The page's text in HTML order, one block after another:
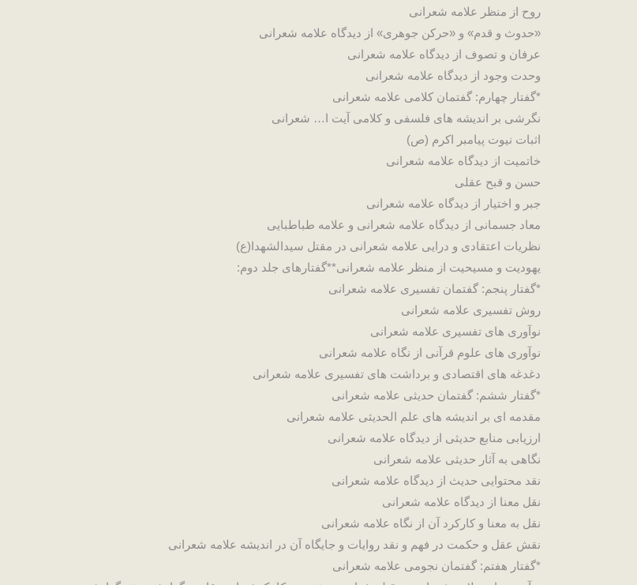
روح از منظر علامه شعرانی
«حدوث و قدم» و «حرکن جوهری» از دیدگاه علامه شعرانی
عرفان و تصوف از دیدگاه علامه شعرانی
وحدت وجود از دیدگاه علامه شعرانی
*گفتار چهارم: گفتمان کلامی علامه شعرانی
نگرشی بر اندیشه های فلسفی و کلامی آیت ا… شعرانی
اثبات نیوت پیامبر اکرم (ص)
خاتمیت از دیدگاه علامه شعرانی
حسن و قبح عقلی
جبر و اختیار از دیدگاه علامه شعرانی
معاد جسمانی از دیدگاه علامه شعرانی و علامه طباطبایی
نظریات اعتقادی و درایی علامه شعرانی در مقتل سیدالشهدا(ع)
یهودیت و مسیحیت از منظر علامه شعرانی**گفتارهای جلد دوم:
*گفتار پنجم: گفتمان تفسیری علامه شعرانی
روش تفسیری علامه شعرانی
نوآوری های تفسیری علامه شعرانی
نوآوری های علوم قرآنی از نگاه علامه شعرانی
دغدغه های اقتصادی و برداشت های تفسیری علامه شعرانی
*گفتار ششم: گفتمان حدیثی علامه شعرانی
مقدمه ای بر اندیشه های علم الحدیثی علامه شعرانی
ارزیابی منابع حدیثی از دیدگاه علامه شعرانی
نگاهی به آثار حدیثی علامه شعرانی
نقد محتوایی حدیث از دیدگاه علامه شعرانی
نقل معنا از دیدگاه علامه شعرانی
نقل به معنا و کارکرد آن از نگاه علامه شعرانی
نقش عقل و حکمت در فهم و نقد روایات و جایگاه آن در اندیشه علامه شعرانی
*گفتار هفتم: گفتمان نجومی علامه شعرانی